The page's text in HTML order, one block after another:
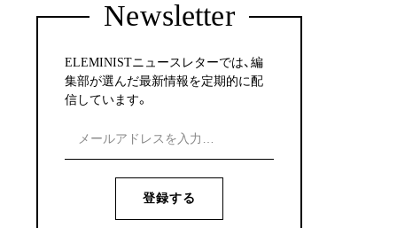
Newsletter
ELEMINISTニュースレターでは、編
集部が選んだ最新情報を定期的に配
信しています。
登録する